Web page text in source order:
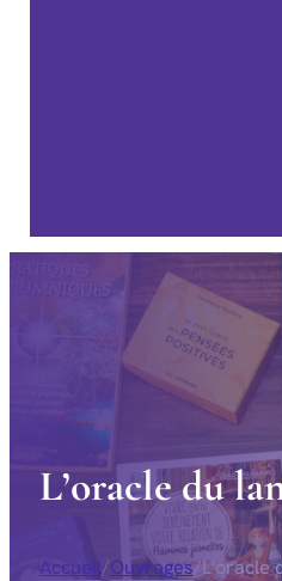
L’oracledula
Accueil/Ouvrages/L'oracle